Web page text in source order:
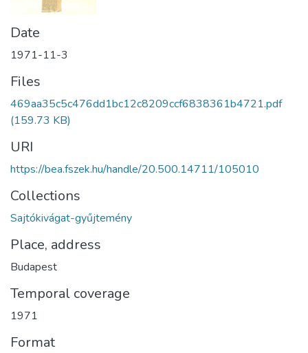
Date
1971-11-3
Files
469aa35c5c476dd1bc12c8209ccf6838361b4721.pdf
(159.73 KB)
URI
https://bea.fszek.hu/handle/20.500.14711/105010
Collections
Sajtókivágat-gyűjtemény
Place, address
Budapest
Temporal coverage
1971
Format